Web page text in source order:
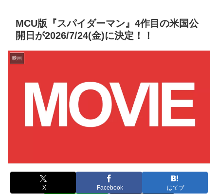
MCU版『スパイダーマン』4作目の米国公
開日が2026/7/24(金)に決定！！
映画
X Facebook はてブ